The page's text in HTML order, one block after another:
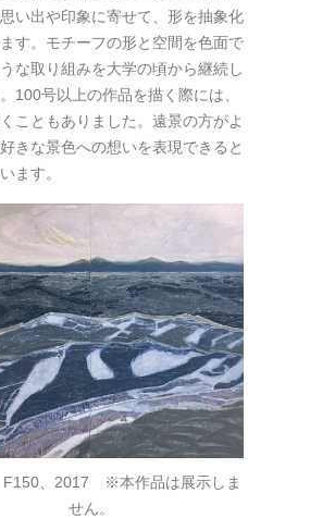
い出や印象に寄せて、形を抽象化
す。モチーフの形と空間を色面で
な取り組みを大学の頃から継続し
100号以上の作品を描く際には、
こともありました。遠景の方がよ
きな景色への想いを表現できると
ます。
F150、2017 ※本作品は展示しま
せん。